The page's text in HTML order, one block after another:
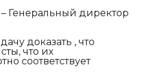
Генеральный директор
доказать , что
что их
соответствует